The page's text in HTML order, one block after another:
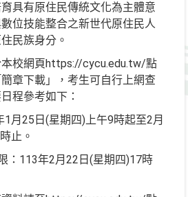
具有原住民傳統文化為主體意
位技能整合之新世代原住民人
民族身分。
校網頁https://cycu.edu.tw/點
章下載」，考生可自行上網查
程參考如下：
月25日(星期四)上午9時起至2月
止。
：113年2月22日(星期四)17時